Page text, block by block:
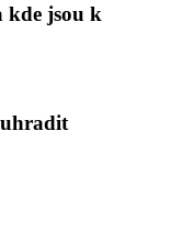
kde jsou k